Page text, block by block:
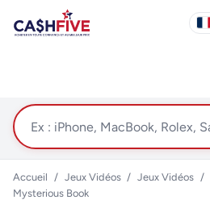
Accueil / Jeux Vidéos / Jeux Vidéos /
Mysterious Book